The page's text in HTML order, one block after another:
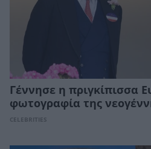
Γέννησε η πριγκίπισσα
φωτογραφία της
CELEBRITIES